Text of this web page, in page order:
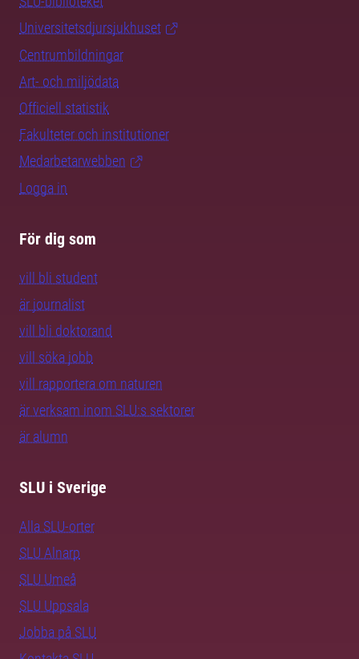
Universitetsdjursjukhuset
Centrumbildningar
Art- och miljödata
Officiell statistik
Fakulteter och institutioner
Medarbetarwebben
Logga in
För dig som
vill bli student
är journalist
vill bli doktorand
vill söka jobb
vill rapportera om naturen
är verksam inom SLU:s sektorer
är alumn
SLU i Sverige
Alla SLU-orter
SLU Alnarp
SLU Umeå
SLU Uppsala
Jobba på SLU